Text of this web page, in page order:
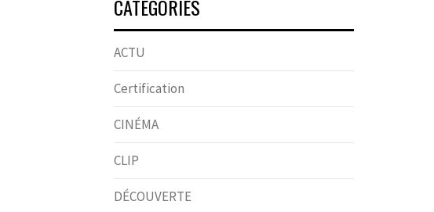
CATÉGORIES
ACTU
Certification
CINÉMA
CLIP
DÉCOUVERTE